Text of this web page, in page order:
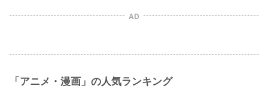
AD
「アニメ・漫画」の人気ランキング